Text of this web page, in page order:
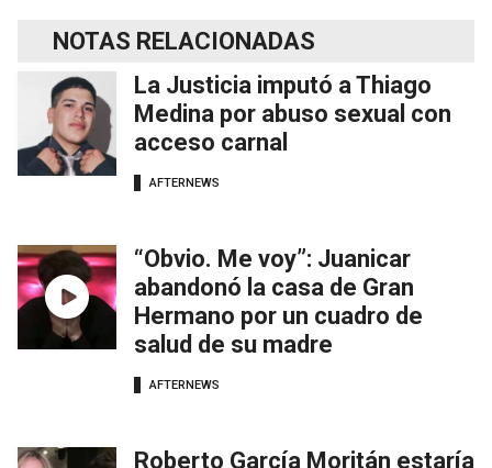
NOTAS RELACIONADAS
La Justicia imputó a Thiago
Medina por abuso sexual con
acceso carnal
AFTERNEWS
“Obvio. Me voy”: Juanicar
abandonó la casa de Gran
Hermano por un cuadro de
salud de su madre
AFTERNEWS
Roberto García Moritán estaría